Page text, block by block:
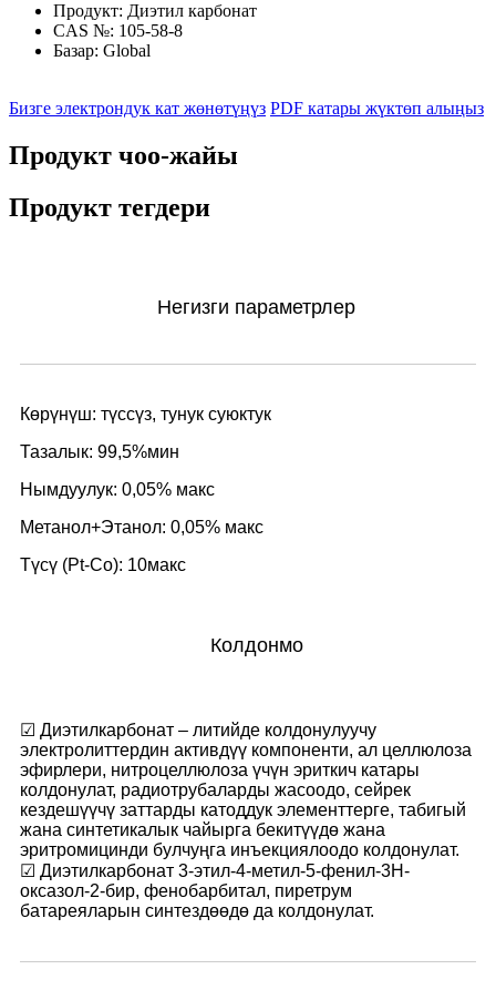
Продукт: Диэтил карбонат
CAS №: 105-58-8
Базар: Global
Бизге электрондук кат жөнөтүңүз PDF катары жүктөп алыңыз
Продукт чоо-жайы
Продукт тегдери
Негизги параметрлер
Көрүнүш: түссүз, тунук суюктук
Тазалык: 99,5%мин
Нымдуулук: 0,05% макс
Метанол+Этанол: 0,05% макс
Түсү (Pt-Co): 10макс
Колдонмо
☑ Диэтилкарбонат – литийде колдонулуучу
электролиттердин активдүү компоненти, ал целлюлоза
эфирлери, нитроцеллюлоза үчүн эриткич катары
колдонулат, радиотрубаларды жасоодо, сейрек
кездешүүчү заттарды катоддук элементтерге, табигый
жана синтетикалык чайырга бекитүүдө жана
эритромицинди булчуңга инъекциялоодо колдонулат.
☑ Диэтилкарбонат 3-этил-4-метил-5-фенил-3Н-
оксазол-2-бир, фенобарбитал, пиретрум
батареяларын синтездөөдө да колдонулат.